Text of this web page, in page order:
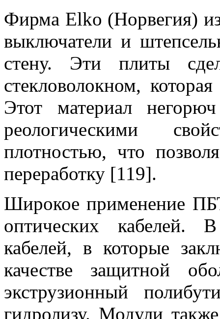
Фирма Elko (Норвегия)
выключатели и
стену. Эти плиты
стекловолокном,
Этот материал
реологическими
плотностью, что
переработку [119].
Широкое применение
оптических кабелей.
кабелей, в которые
качестве защитной
экструзионный
гидролизу. Модули